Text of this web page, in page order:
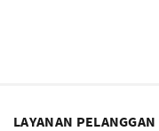
LAYANAN PELANGGAN